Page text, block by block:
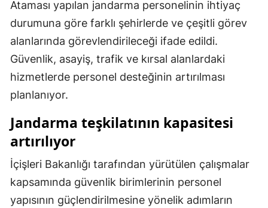
Malatya
Manisa
Kahramanmaraş
Nevşehir
Niğde
Ataması yapılan jandarma personelinin ihtiyaç
durumuna göre farklı şehirlerde ve çeşitli görev
alanlarında görevlendirileceği ifade edildi.
Güvenlik, asayiş, trafik ve kırsal alanlardaki
hizmetlerde personel desteğinin artırılması
planlanıyor.
Jandarma teşkilatının kapasitesi
artırılıyor
İçişleri Bakanlığı tarafından yürütülen çalışmalar
kapsamında güvenlik birimlerinin personel
yapısının güçlendirilmesine yönelik adımların